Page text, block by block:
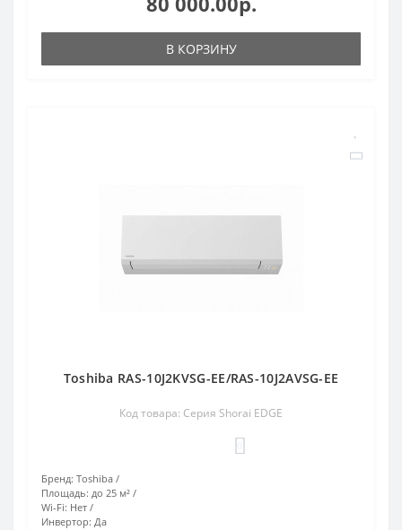
В КОРЗИНУ
Toshiba RAS-10J2KVSG-EE/RAS-10J2AVSG-EE
Код товара: Серия Shorai EDGE
Бренд: Toshiba
Площадь: до 25 м²
Wi-Fi: Нет
Инвертор: Да